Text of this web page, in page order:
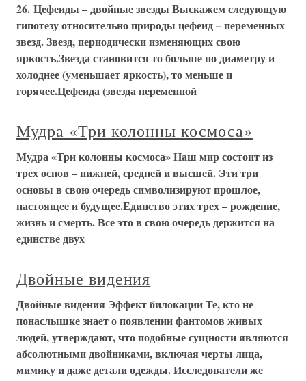
26. Цефеиды – двойные звезды Выскажем следующую
гипотезу относительно природы цефеид – переменных
звезд. Звезд, периодически изменяющих свою
яркость.Звезда становится то больше по диаметру и
холоднее (уменьшает яркость), то меньше и
горячее.Цефеида (звезда переменной
Мудра «Три колонны космоса»
Мудра «Три колонны космоса» Наш мир состоит из
трех основ – нижней, средней и высшей. Эти три
основы в свою очередь символизируют прошлое,
настоящее и будущее.Единство этих трех – рождение,
жизнь и смерть. Все это в свою очередь держится на
единстве двух
Двойные видения
Двойные видения Эффект билокации Те, кто не
понаслышке знает о появлении фантомов живых
людей, утверждают, что подобные сущности являются
абсолютными двойниками, включая черты лица,
мимику и даже детали одежды. Исследователи же